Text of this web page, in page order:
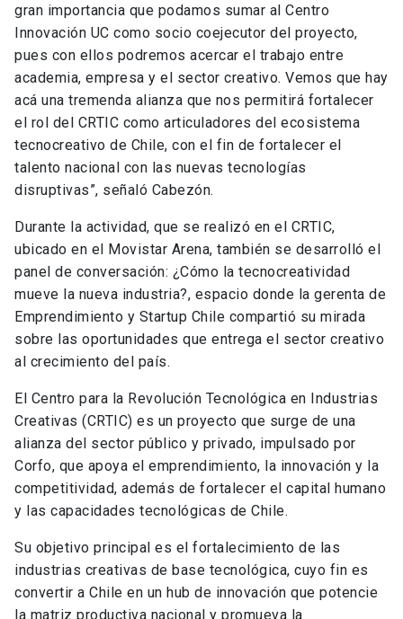
gran importancia que podamos sumar al Centro
Innovación UC como socio coejecutor del proyecto,
pues con ellos podremos acercar el trabajo entre
academia, empresa y el sector creativo. Vemos que hay
acá una tremenda alianza que nos permitirá fortalecer
el rol del CRTIC como articuladores del ecosistema
tecnocreativo de Chile, con el fin de fortalecer el
talento nacional con las nuevas tecnologías
disruptivas”, señaló Cabezón.
Durante la actividad, que se realizó en el CRTIC,
ubicado en el Movistar Arena, también se desarrolló el
panel de conversación: ¿Cómo la tecnocreatividad
mueve la nueva industria?, espacio donde la gerenta de
Emprendimiento y Startup Chile compartió su mirada
sobre las oportunidades que entrega el sector creativo
al crecimiento del país.
El Centro para la Revolución Tecnológica en Industrias
Creativas (CRTIC) es un proyecto que surge de una
alianza del sector público y privado, impulsado por
Corfo, que apoya el emprendimiento, la innovación y la
competitividad, además de fortalecer el capital humano
y las capacidades tecnológicas de Chile.
Su objetivo principal es el fortalecimiento de las
industrias creativas de base tecnológica, cuyo fin es
convertir a Chile en un hub de innovación que potencie
la matriz productiva nacional y promueva la